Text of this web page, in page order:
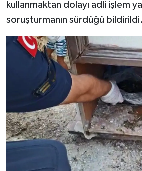
kullanmaktan dolayı adli işlem
soruşturmanın sürdüğü bildirildi.